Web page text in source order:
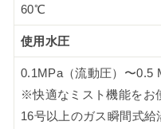
60℃
使用水圧
0.1MPa（流動圧）〜0.5
※快適なミスト機能をお
16号以上のガス瞬間式給